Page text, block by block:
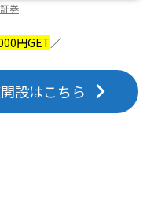
券
円GET／
設はこちら